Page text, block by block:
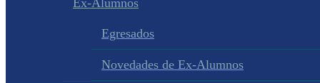
Ex-Alumnos
Egresados
Novedades de Ex-Alumnos